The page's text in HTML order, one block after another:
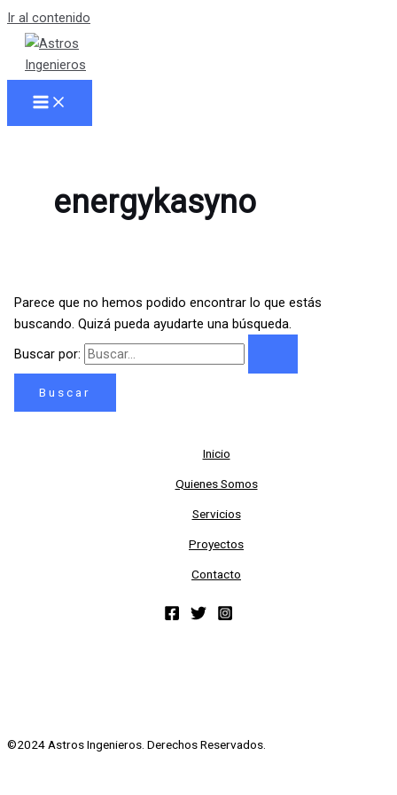
Ir al contenido
energykasyno
Parece que no hemos podido encontrar lo que estás
buscando. Quizá pueda ayudarte una búsqueda.
Buscar por:
Inicio
Quienes Somos
Servicios
Proyectos
Contacto
©2024 Astros Ingenieros. Derechos Reservados.